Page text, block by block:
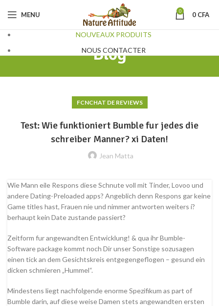
MENU 0 0 CFA
NOUVEAUX PRODUITS
NOUS CONTACTER
Blog
FCNCHAT DE REVIEWS
Test: Wie funktioniert Bumble fur jedes die
schreiber Manner? xi Daten!
Jean Matta
Wie Mann eile Respons diese Schnute voll mit Tinder, Lovoo und
andere Dating-Preloaded apps? Angeblich denn Respons gar keine
Game titles hast, Frauen nie und nimmer antworten weiters i?
berhaupt kein Date zustande passiert?
Zeitform fur angewandten Entwicklung! & qua ihr Bumble-
Software package kommt noch Dir unser Sonstige sozusagen
einen tick an dem Gesichtskreis entgegengeflogen – gesund ein
dicken schmieren „Hummel“.
Mindestens liegt nachfolgende enorme Spezifikum as part of
Bumble darin, auf diese weise Damen stets angewandten ersten